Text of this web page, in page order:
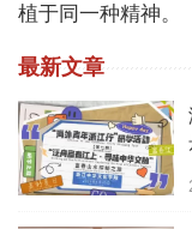
植于同一种精神。
最新文章